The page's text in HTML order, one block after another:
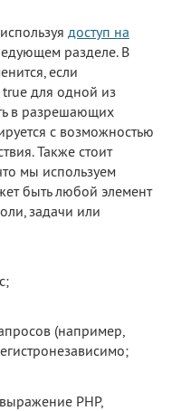
доступ на
разделе. В
если
true для одной из
в разрешающих
с возможностью
Также стоит
мы используем
быть любой элемент
задачи или
(например,
PHP,